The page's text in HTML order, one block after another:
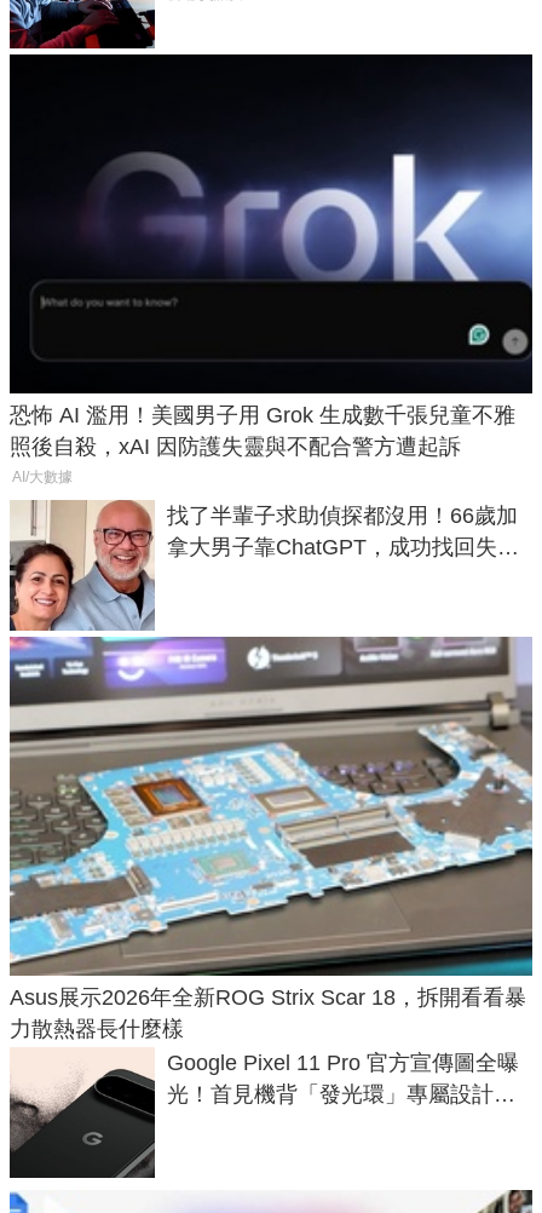
恐怖 AI 濫用！美國男子用 Grok 生成數千張兒童不雅
照後自殺，xAI 因防護失靈與不配合警方遭起訴
AI/大數據
找了半輩子求助偵探都沒用！66歲加
拿大男子靠ChatGPT，成功找回失散
Asus展示2026年全新ROG Strix Scar 18，拆開看看暴
力散熱器長什麼樣
Google Pixel 11 Pro 官方宣傳圖全曝
光！首見機背「發光環」專屬設計、